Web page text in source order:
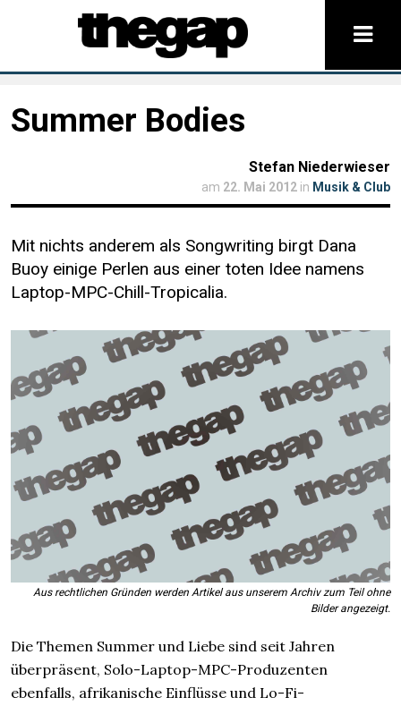
Summer Bodies
Stefan Niederwieser
am 22. Mai 2012 in Musik & Club
Mit nichts anderem als Songwriting birgt Dana
Buoy einige Perlen aus einer toten Idee namens
Laptop-MPC-Chill-Tropicalia.
Aus rechtlichen Gründen werden Artikel aus unserem Archiv zum Teil ohne
Bilder angezeigt.
Die Themen Summer und Liebe sind seit Jahren
überpräsent, Solo-Laptop-MPC-Produzenten
ebenfalls, afrikanische Einflüsse und Lo-Fi-